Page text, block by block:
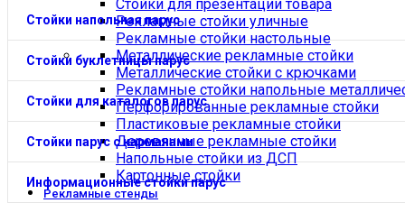
Стойки для презентации товара
Рекламные стойки уличные
Рекламные стойки настольные
Металлические рекламные стойки
Металлические стойки с крючками
Рекламные стойки напольные
Перфорированные рекламные стойки
Пластиковые рекламные стойки
Деревянные рекламные стойки
Напольные стойки из ДСП
Картонные стойки
Рекламные стенды
Стойки напольная парус
Стойки буклетницы парус
Стойки для каталогов парус
Стойки парус с карманами
Информационные стойки парус